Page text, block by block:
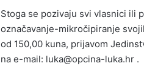
Stoga se pozivaju svi vlasnici ili
označavanje-mikročipiranje
od 150,00 kuna, prijavom
na e-mail: luka@opcina-luka.hr .